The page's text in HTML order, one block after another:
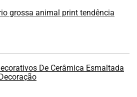
grossa animal print tendência
De Cerâmica Esmaltada